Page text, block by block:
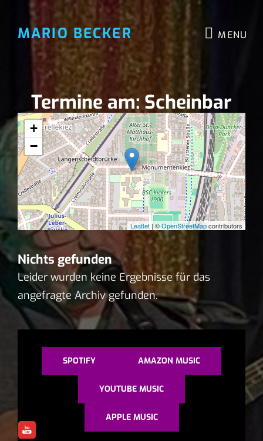
MARIO BECKER MENU
Termine am: Scheinbar
+
−
Leaflet | ©OpenStreetMapcontributors
Nichts gefunden
Leider wurden keine Ergebnisse für das
angefragte Archiv gefunden.
SPOTIFY AMAZON MUSIC
YOUTUBE MUSIC
APPLE MUSIC